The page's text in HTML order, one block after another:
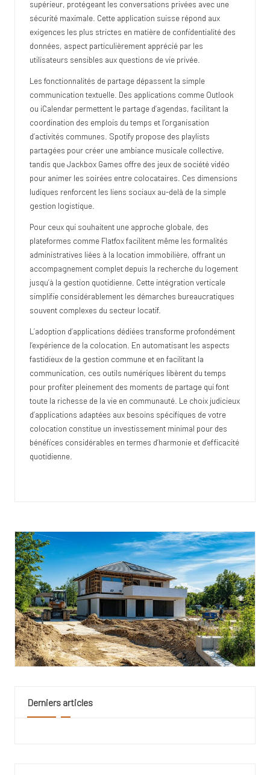
supérieur, protégeant les conversations privées avec une
sécurité maximale. Cette application suisse répond aux
exigences les plus strictes en matière de confidentialité des
données, aspect particulièrement apprécié par les
utilisateurs sensibles aux questions de vie privée.
Les fonctionnalités de partage dépassent la simple
communication textuelle. Des applications comme Outlook
ou iCalendar permettent le partage d’agendas, facilitant la
coordination des emplois du temps et l’organisation
d’activités communes. Spotify propose des playlists
partagées pour créer une ambiance musicale collective,
tandis que Jackbox Games offre des jeux de société vidéo
pour animer les soirées entre colocataires. Ces dimensions
ludiques renforcent les liens sociaux au-delà de la simple
gestion logistique.
Pour ceux qui souhaitent une approche globale, des
plateformes comme Flatfox facilitent même les formalités
administratives liées à la location immobilière, offrant un
accompagnement complet depuis la recherche du logement
jusqu’à la gestion quotidienne. Cette intégration verticale
simplifie considérablement les démarches bureaucratiques
souvent complexes du secteur locatif.
L’adoption d’applications dédiées transforme profondément
l’expérience de la colocation. En automatisant les aspects
fastidieux de la gestion commune et en facilitant la
communication, ces outils numériques libèrent du temps
pour profiter pleinement des moments de partage qui font
toute la richesse de la vie en communauté. Le choix judicieux
d’applications adaptées aux besoins spécifiques de votre
colocation constitue un investissement minimal pour des
bénéfices considérables en termes d’harmonie et d’efficacité
quotidienne.
Derniers articles